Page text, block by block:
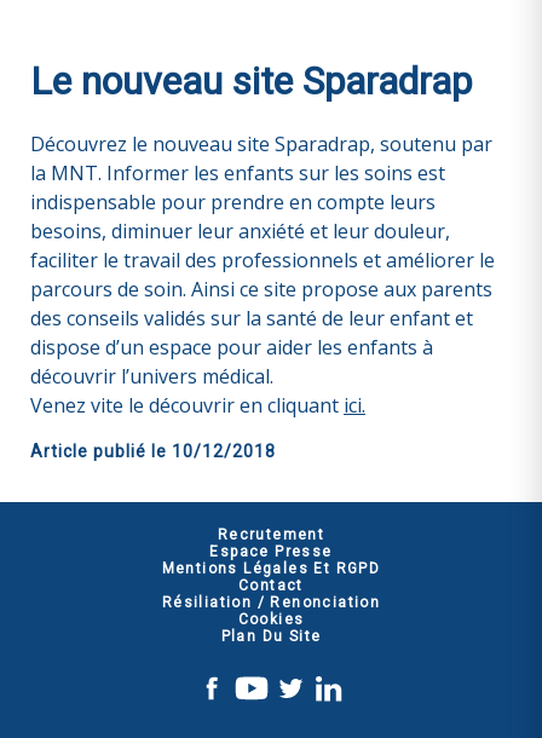
Le nouveau site Sparadrap
Découvrez le nouveau site Sparadrap, soutenu par
la MNT. Informer les enfants sur les soins est
indispensable pour prendre en compte leurs
besoins, diminuer leur anxiété et leur douleur,
faciliter le travail des professionnels et améliorer le
parcours de soin. Ainsi ce site propose aux parents
des conseils validés sur la santé de leur enfant et
dispose d’un espace pour aider les enfants à
découvrir l’univers médical.
Venez vite le découvrir en cliquant ici.
Article publié le 10/12/2018
Recrutement
Espace Presse
Mentions Légales Et RGPD
Contact
Résiliation / Renonciation
Cookies
Plan Du Site